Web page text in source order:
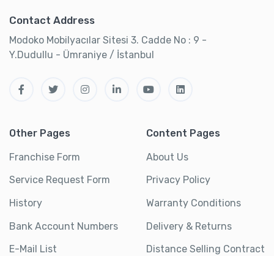
Contact Address
Modoko Mobilyacılar Sitesi 3. Cadde No : 9 -
Y.Dudullu - Ümraniye / İstanbul
Other Pages
Franchise Form
Service Request Form
History
Bank Account Numbers
E-Mail List
Content Pages
About Us
Privacy Policy
Warranty Conditions
Delivery & Returns
Distance Selling Contract